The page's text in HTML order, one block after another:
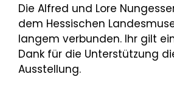
Die Alfred und Lore
dem Hessischen
langem verbunden. Ihr gilt
Dank für die Unterstützung
Ausstellung.